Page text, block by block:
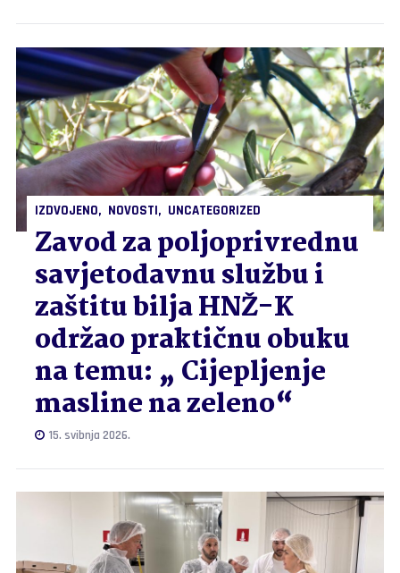
IZDVOJENO NOVOSTI UNCATEGORIZED
Zavod za poljoprivrednu
savjetodavnu službu i
zaštitu bilja HNŽ-K
održao praktičnu obuku
na temu: „ Cijepljenje
masline na zeleno“
15. svibnja 2026.